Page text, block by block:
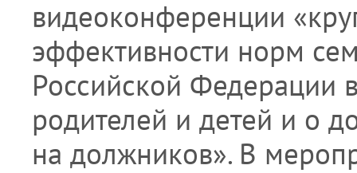
видеоконференции
эффективности норм
Российской Федерации
родителей и детей и о
на должников». В